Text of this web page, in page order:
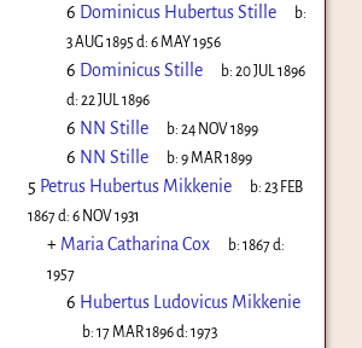
6 Dominicus Hubertus Stille
b:
3 AUG 1895 d: 6 MAY 1956
6 Dominicus Stille b:20 JUL 1896
d: 22 JUL 1896
6 NN Stille b:24 NOV 1899
6 NN Stille b:9 MAR 1899
5 Petrus Hubertus Mikkenie b:23 FEB
1867d: 6 NOV 1931
+ Maria Catharina Cox b:1867d:
1957
6 Hubertus Ludovicus Mikkenie
b:17 MAR 1896d:1973